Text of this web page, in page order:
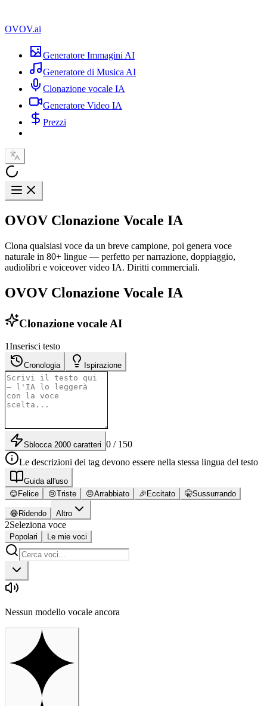
OVOV.ai
Generatore Immagini AI
Generatore di Musica AI
Clonazione vocale IA
Generatore Video IA
Prezzi
OVOV Clonazione Vocale IA
Clona qualsiasi voce da un breve campione, poi genera voce
naturale in 80+ lingue — perfetto per narrazione, doppiaggio,
audiolibri e voiceover video IA. Diritti commerciali.
OVOV Clonazione Vocale IA
Clonazione vocale AI
1Inserisci testo
Cronologia Ispirazione
Sblocca 2000 caratteri 0 / 150
Le descrizioni dei tag devono essere nella stessa lingua del testo
Guida all'uso
😊 Felice 😢Triste 😠Arrabbiato 🎉 Eccitato 🤫Sussurrando
😂Ridendo Altro
2Seleziona voce
Popolari Le mie voci
Nessun modello vocale ancora